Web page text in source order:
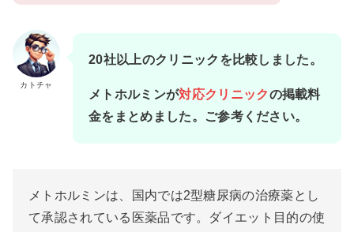
カトチャ
20社以上のクリニックを比較しました。
メトホルミンが対応クリニックの掲載料
金をまとめました。ご参考ください。
メトホルミンは、国内では2型糖尿病の治療薬とし
て承認されている医薬品です。ダイエット目的の使